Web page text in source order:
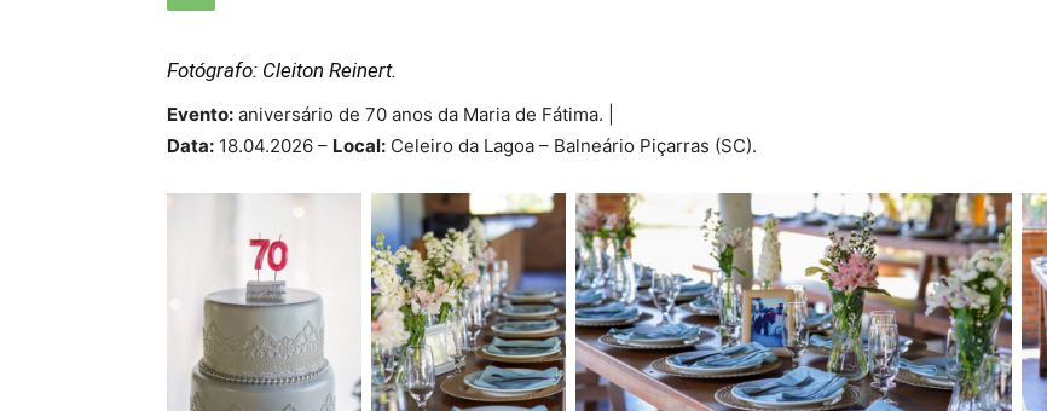
Fotógrafo: Cleiton Reinert.
Evento: aniversário de 70 anos da Maria de Fátima. |
Data: 18.04.2026 – Local: Celeiro da Lagoa – Balneário Piçarras (SC).